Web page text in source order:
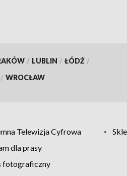
/ LUBLIN / ŁÓDŹ /
/ WROCŁAW
Telewizja Cyfrowa
dla prasy
fotograficzny